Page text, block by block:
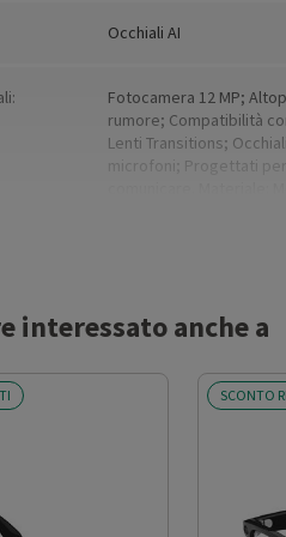
Occhiali AI
Fotocamera 12 MP;
rumore; Compatibilità
Lenti Transitions;
microfoni; Progettati
Nero lucido, lenti
interessato anche a
SCONTO